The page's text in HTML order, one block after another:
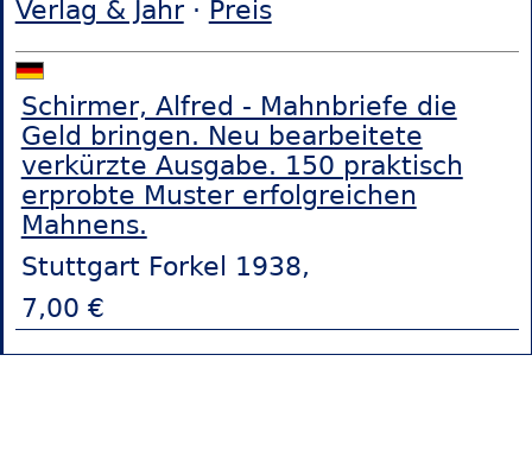
Verlag & Jahr· Preis
Schirmer, Alfred - Mahnbriefe die
Geld bringen. Neu bearbeitete
verkürzte Ausgabe. 150 praktisch
erprobte Muster erfolgreichen
Mahnens.
Stuttgart Forkel 1938,
7,00 €